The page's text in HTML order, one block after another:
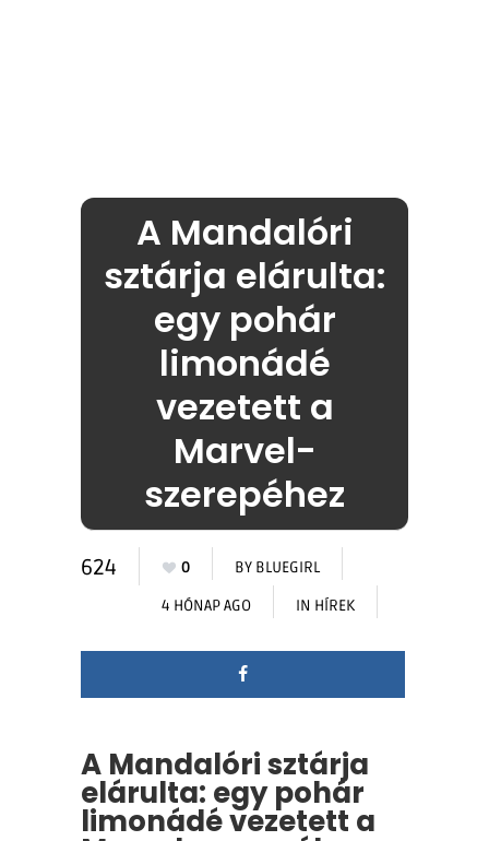
A Mandalóri
sztárja elárulta:
egy pohár
limonádé
vezetett a
Marvel-
szerepéhez
624 0 BY BLUEGIRL
4 HÓNAP AGO IN HÍREK
A Mandalóri sztárja
elárulta: egy pohár
limonádé vezetett a